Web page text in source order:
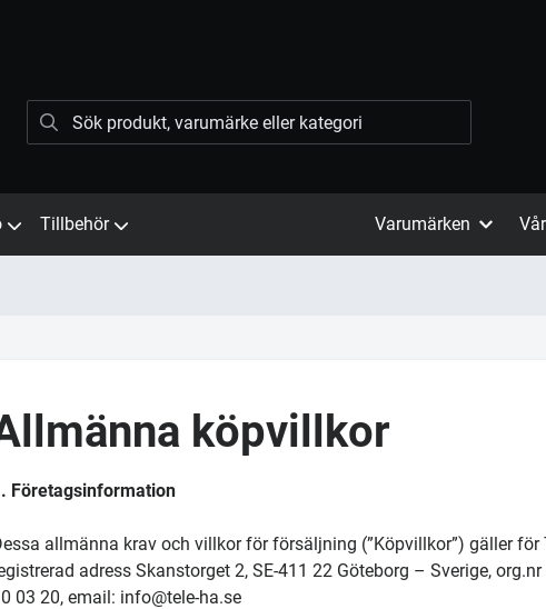
Tillbehör Varumärken
köpvillkor
Företagsinformation
allmänna krav och villkor för försäljning (”Köpvillkor”) gäller
adress Skanstorget 2, SE-411 22 Göteborg – Sverige,
03 20, email: info@tele-ha.se